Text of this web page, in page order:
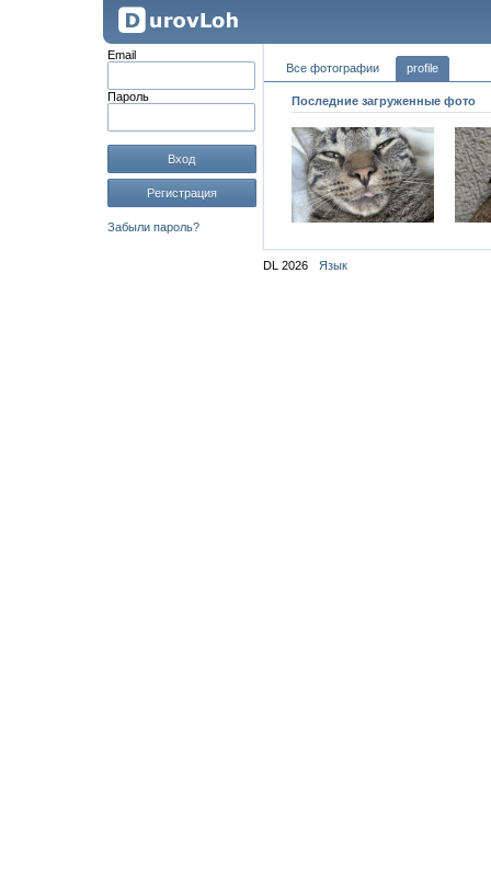
Email
Пароль
Вход
Регистрация
Забыли пароль?
Все фотографии profile
Последние загруженные фото
DL 2026 Язык